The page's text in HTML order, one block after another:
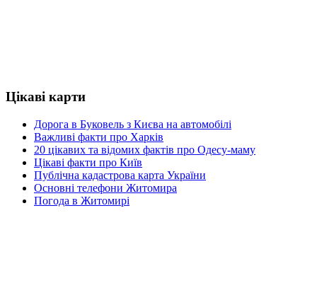
Цікаві карти
Дорога в Буковель з Києва на автомобілі
Важливі факти про Харків
20 цікавих та відомих фактів про Одесу-маму
Цікаві факти про Київ
Публічна кадастрова карта України
Основні телефони Житомира
Погода в Житомирі